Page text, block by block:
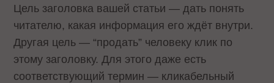
Цель заголовка вашей статьи — дать понять
читателю, какая информация его ждёт внутри.
Другая цель — “продать” человеку клик по
этому заголовку. Для этого даже есть
соответствующий термин — кликабельный